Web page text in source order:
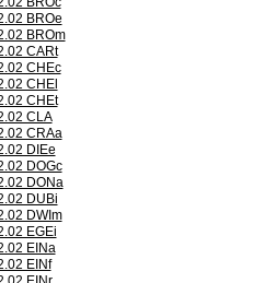
BROe
BROm
CARt
CHEc
CHEl
CHEt
CLA
CRAa
DIEe
DOGc
DONa
DUBi
DWIm
EGEi
EINa
EINf